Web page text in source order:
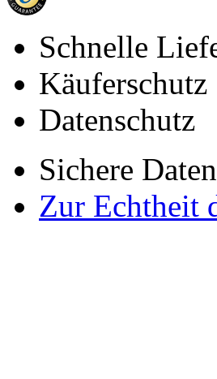
Schnelle
Käuferschutz
Datenschutz
Sichere
Zur Echtheit